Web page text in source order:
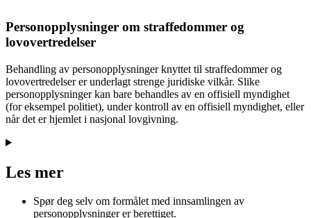
Personopplysninger om straffedommer og
lovovertredelser
Behandling av personopplysninger knyttet til straffedommer og
lovovertredelser er underlagt strenge juridiske vilkår. Slike
personopplysninger kan bare behandles av en offisiell myndighet
(for eksempel politiet), under kontroll av en offisiell myndighet, eller
når det er hjemlet i nasjonal lovgivning.
Les mer
Spør deg selv om formålet med innsamlingen av
personopplysninger er berettiget.